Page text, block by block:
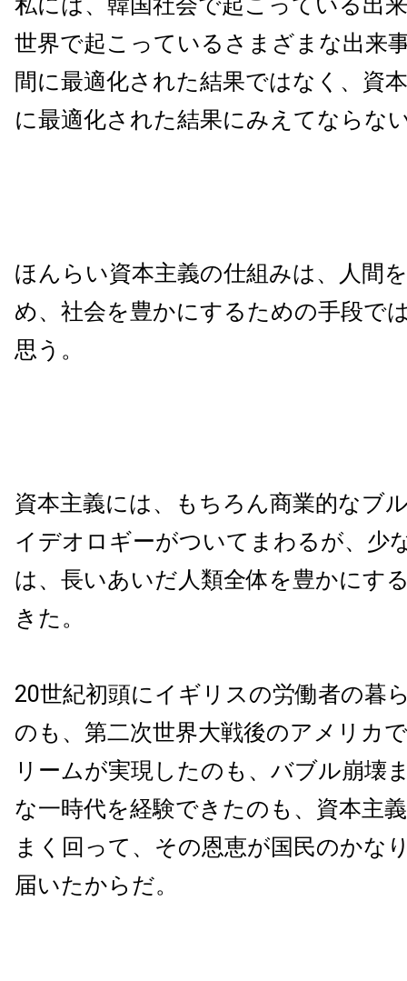
世界で起こっているさまざまな出来
間に最適化された結果ではなく、資
に最適化された結果にみえてならな
ほんらい資本主義の仕組みは、人間
め、社会を豊かにするための手段で
思う。
資本主義には、もちろん商業的なブ
イデオロギーがついてまわるが、少
は、長いあいだ人類全体を豊かにす
きた。
20世紀初頭にイギリスの労働者の暮
のも、第二次世界大戦後のアメリカ
リームが実現したのも、バブル崩壊
な一時代を経験できたのも、資本主
まく回って、その恩恵が国民のかな
届いたからだ。